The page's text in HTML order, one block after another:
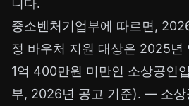
니다.
중소벤처기업부에 따르면,
정 바우처 지원 대상은 2025년
1억 400만원 미만인 소상공인
부, 2026년 공고 기준). — 소